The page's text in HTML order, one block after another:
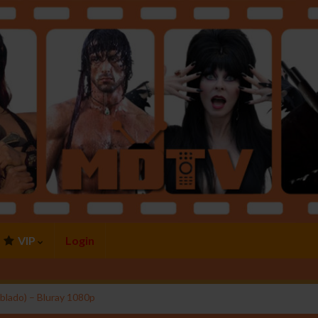
VIP Login
– Bluray 1080p